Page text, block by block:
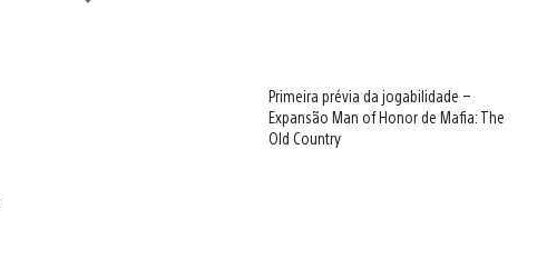
Primeira prévia da jogabilidade –
Expansão Man of Honor de Mafia: The
Old Country